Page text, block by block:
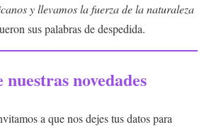
y llevamos la fuerza de la naturaleza
sus palabras de despedida.
nuestras novedades
a que nos dejes tus datos para